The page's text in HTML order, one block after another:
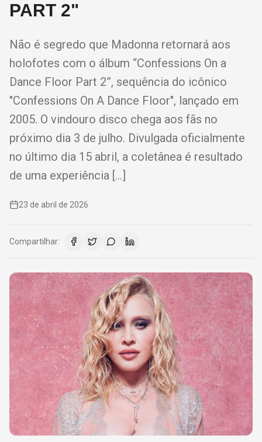
PART 2"
Não é segredo que Madonna retornará aos
holofotes com o álbum “Confessions On a
Dance Floor Part 2”, sequência do icônico
"Confessions On A Dance Floor", lançado em
2005. O vindouro disco chega aos fãs no
próximo dia 3 de julho. Divulgada oficialmente
no último dia 15 abril, a coletânea é resultado
de uma experiência […]
23 de abril de 2026
Compartilhar: